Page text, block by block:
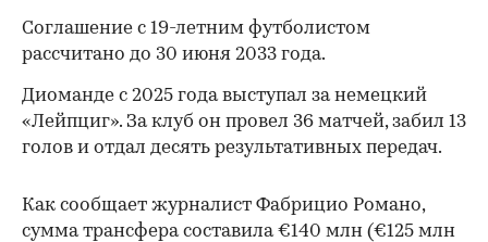
Соглашение с 19-летним футболистом
рассчитано до 30 июня 2033 года.
Диоманде с 2025 года выступал за немецкий
«Лейпциг». За клуб он провел 36 матчей, забил 13
голов и отдал десять результативных передач.
Как сообщает журналист Фабрицио Романо,
сумма трансфера составила €140 млн (€125 млн